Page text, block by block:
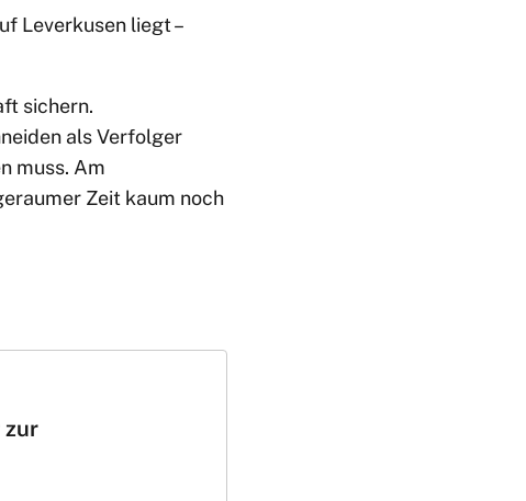
Leverkusen liegt –
sichern.
als Verfolger
muss. Am
Zeit kaum noch
zur